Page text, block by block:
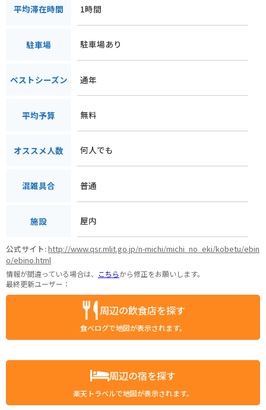
平均滞在時間 1時間
駐車場 駐車場あり
ベストシーズン 通年
平均予算 無料
オススメ人数 何人でも
混雑具合 普通
施設 屋内
公式サイト:http://www.qsr.mlit.go.jp/n-michi/michi_no_eki/kobetu/ebin
o/ebino.html
情報が間違っている場合は、 こちらから修正をお願いします。
最終更新ユーザー：
周辺の飲食店を探す
食べログで地図が表示されます。
周辺の宿を探す
楽天トラベルで地図が表示されます。